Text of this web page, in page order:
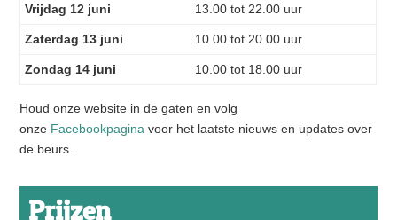
Vrijdag 12 juni 13.00 tot 22.00 uur
Zaterdag 13 juni 10.00 tot 20.00 uur
Zondag 14 juni 10.00 tot 18.00 uur
Houd onze website in de gaten en volg
onze Facebookpagina voor het laatste nieuws en updates over
de beurs.
Prijzen